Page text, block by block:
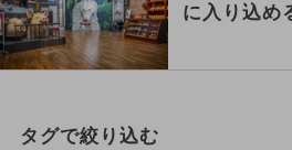
に入り込め
タグで絞り込む